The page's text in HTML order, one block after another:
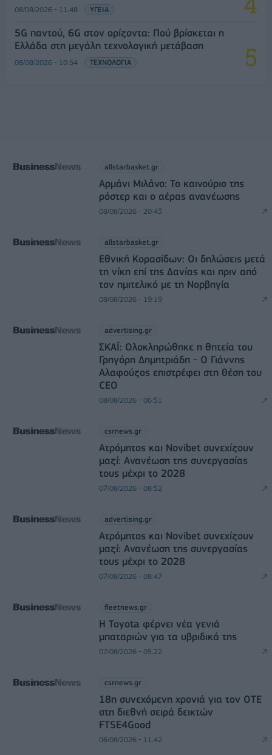
08/08/2026 - 11:48 ΥΓΕΙΑ
5G παντού, 6G στον ορίζοντα: Πού βρίσκεται η
Ελλάδα στη μεγάλη τεχνολογική μετάβαση
08/08/2026 - 10:54 ΤΕΧΝΟΛΟΓΙΑ
allstarbasket.gr
Αρμάνι Μιλάνο: Το καινούριο της
ρόστερ και ο αέρας ανανέωσης
08/08/2026 - 20:43
allstarbasket.gr
Εθνική Κορασίδων: Οι δηλώσεις μετά
τη νίκη επί της Δανίας και πριν από
τον ημιτελικό με τη Νορβηγία
08/08/2026 - 19:19
advertising.gr
ΣΚΑΪ: Ολοκληρώθηκε η θητεία του
Γρηγόρη Δημητριάδη - Ο Γιάννης
Αλαφούζος επιστρέφει στη θέση του
CEO
08/08/2026 - 06:51
csrnews.gr
Ατρόμητος και Novibet συνεχίζουν
μαζί: Ανανέωση της συνεργασίας
τους μέχρι το 2028
07/08/2026 - 08:52
advertising.gr
Ατρόμητος και Novibet συνεχίζουν
μαζί: Ανανέωση της συνεργασίας
τους μέχρι το 2028
07/08/2026 - 08:47
fleetnews.gr
Η Toyota φέρνει νέα γενιά
μπαταριών για τα υβριδικά της
07/08/2026 - 05:22
csrnews.gr
18η συνεχόμενη χρονιά για τον ΟΤΕ
στη διεθνή σειρά δεικτών
FTSE4Good
06/08/2026 - 11:42